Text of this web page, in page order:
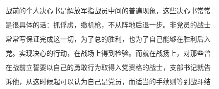
战前的个人决心书是解放军指战员中间的普遍现象，这些决心书常常
是很具体的话：抓俘虏，缴机枪，不从阵地后退一步。非党员的战士
常常写保证完成这一切，为了总的胜利，也为了自己能够在胜利后入
党。实现决心的行动，在战场上得到检验。而就在战扬上，对那些曾
在战前立誓要以自己的勇敢行为取得入党资格的战士，支部书记就告
诉他，从这时候起可以认为自己是党员，而适当的手续则等到战斗结